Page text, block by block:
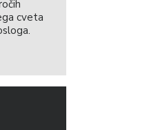
cveta